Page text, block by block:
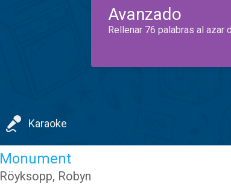
Avanzado
Rellenar 76 palabras al azar
Karaoke
Monument
Röyksopp, Robyn